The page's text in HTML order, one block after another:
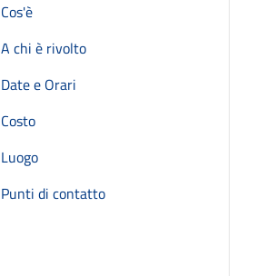
Cos'è
A chi è rivolto
Date e Orari
Costo
Luogo
Punti di contatto